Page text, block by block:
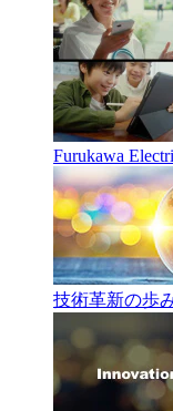
Furukawa
技術革新の歩